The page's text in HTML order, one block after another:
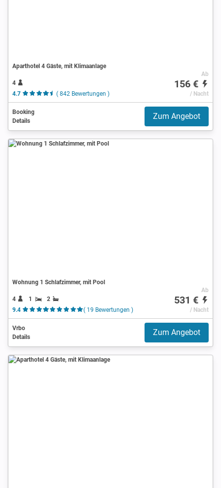
Aparthotel 4 Gäste, mit Klimaanlage
4
4.7
( 842 Bewertungen )
Ab
156 €
/ Nacht
Booking
Details
Zum Angebot
Wohnung 1 Schlafzimmer, mit Pool
4 1
2
9.4
( 19 Bewertungen )
Ab
531 €
/ Nacht
Vrbo
Details
Zum Angebot